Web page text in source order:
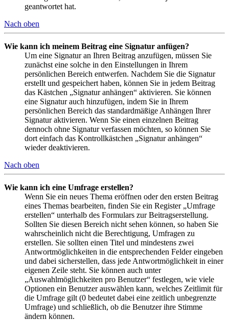
geantwortet hat.
Nach oben
Wie kann ich meinem Beitrag eine Signatur anfügen?
Um eine Signatur an Ihren Beitrag anzufügen, müssen Sie
zunächst eine solche in den Einstellungen in Ihrem
persönlichen Bereich entwerfen. Nachdem Sie die Signatur
erstellt und gespeichert haben, können Sie in jedem Beitrag
das Kästchen „Signatur anhängen“ aktivieren. Sie können
eine Signatur auch hinzufügen, indem Sie in Ihrem
persönlichen Bereich das standardmäßige Anhängen Ihrer
Signatur aktivieren. Wenn Sie einen einzelnen Beitrag
dennoch ohne Signatur verfassen möchten, so können Sie
dort einfach das Kontrollkästchen „Signatur anhängen“
wieder deaktivieren.
Nach oben
Wie kann ich eine Umfrage erstellen?
Wenn Sie ein neues Thema eröffnen oder den ersten Beitrag
eines Themas bearbeiten, finden Sie ein Register „Umfrage
erstellen“ unterhalb des Formulars zur Beitragserstellung.
Sollten Sie diesen Bereich nicht sehen können, so haben Sie
wahrscheinlich nicht die Berechtigung, Umfragen zu
erstellen. Sie sollten einen Titel und mindestens zwei
Antwortmöglichkeiten in die entsprechenden Felder eingeben
und dabei sicherstellen, dass jede Antwortmöglichkeit in einer
eigenen Zeile steht. Sie können auch unter
„Auswahlmöglichkeiten pro Benutzer“ festlegen, wie viele
Optionen ein Benutzer auswählen kann, welches Zeitlimit für
die Umfrage gilt (0 bedeutet dabei eine zeitlich unbegrenzte
Umfrage) und schließlich, ob die Benutzer ihre Stimme
ändern können.